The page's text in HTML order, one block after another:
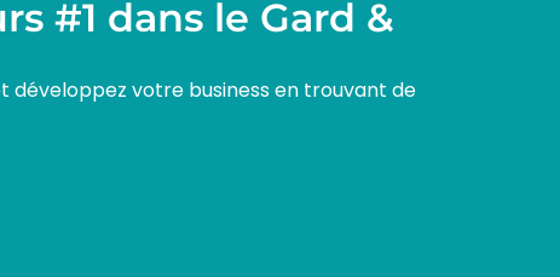
#1 dans le Gard &
développez votre business en trouvant de